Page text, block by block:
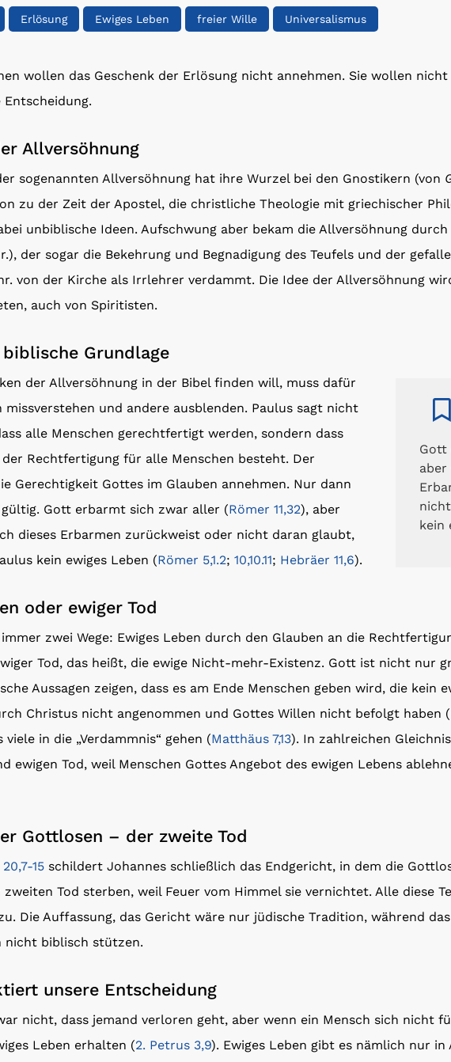
Erlösung Ewiges Leben freier Wille Universalismus
wollen das Geschenk der Erlösung nicht annehmen. Sie wollen
Allversöhnung
sogenannten Allversöhnung hat ihre Wurzel bei den Gnostikern (von
zu der Zeit der Apostel, die christliche Theologie mit griechischer
unbiblische Ideen. Aufschwung aber bekam die Allversöhnung
der sogar die Bekehrung und Begnadigung des Teufels und der
von der Kirche als Irrlehrer verdammt. Die Idee der Allversöhnung
auch von Spiritisten.
Grundlage
Gott
aber
kein
der Allversöhnung in der Bibel finden will, muss dafür
missverstehen und andere ausblenden. Paulus sagt nicht
alle Menschen gerechtfertigt werden, sondern dass
Rechtfertigung für alle Menschen besteht. Der
Gerechtigkeit Gottes im Glauben annehmen. Nur dann
Gott erbarmt sich zwar aller (Römer 11,32), aber
dieses Erbarmen zurückweist oder nicht daran glaubt,
kein ewiges Leben (Römer 5,1.2; 10,10.11; Hebräer 11,6).
oder ewiger Tod
zwei Wege: Ewiges Leben durch den Glauben an die
Tod, das heißt, die ewige Nicht-mehr-Existenz. Gott ist nicht nur
Aussagen zeigen, dass es am Ende Menschen geben wird, die kein
Christus nicht angenommen und Gottes Willen nicht befolgt haben (
viele in die „Verdammnis“ gehen (Matthäus 7,13). In zahlreichen
ewigen Tod, weil Menschen Gottes Angebot des ewigen Lebens
Gottlosen – der zweite Tod
15 schildert Johannes schließlich das Endgericht, in dem die
zweiten Tod sterben, weil Feuer vom Himmel sie vernichtet. Alle diese
Die Auffassung, das Gericht wäre nur jüdische Tradition, während
nicht biblisch stützen.
unsere Entscheidung
nicht, dass jemand verloren geht, aber wenn ein Mensch sich nicht
Leben erhalten (2. Petrus 3,9). Ewiges Leben gibt es nämlich nur